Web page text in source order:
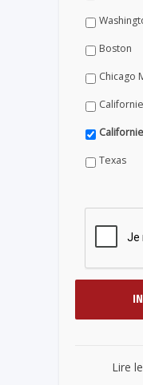
Boston
Chicago
Texas
Lire